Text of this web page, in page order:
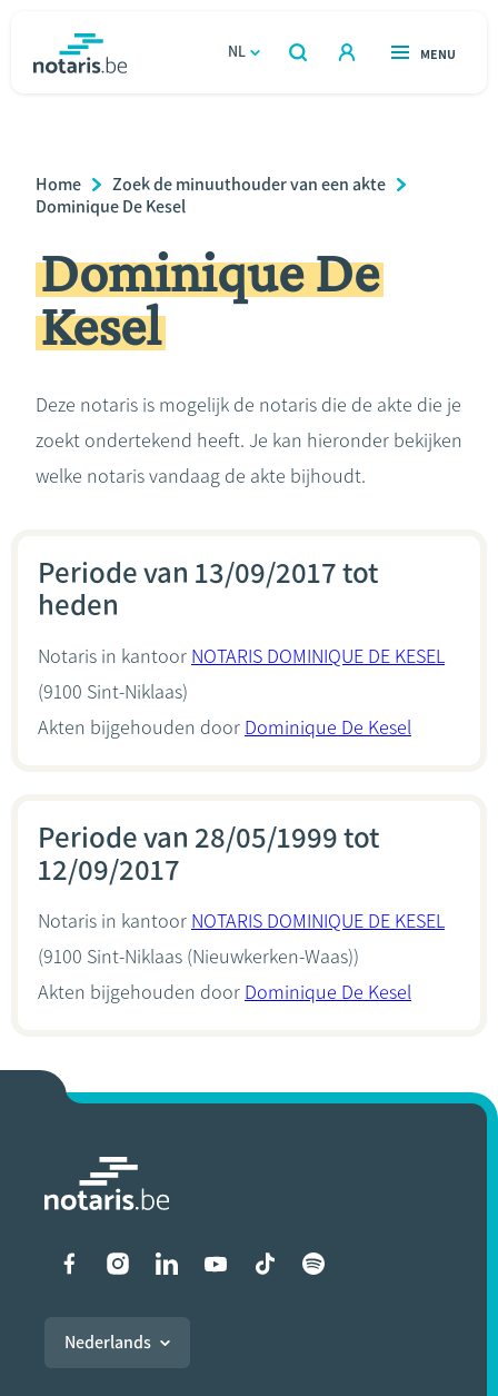
gaan
NL
OPEN
ZOEKEN
OPEN
MENU
Relatie & samenleven
Erven & schenken
Ondernemen
Rekenmodules
Breadcrumb
Home
Zoek de minuuthouder van een akte
Dominique De Kesel
Dominique De
Kesel
Deze notaris is mogelijk de notaris die de akte die je
zoekt ondertekend heeft. Je kan hieronder bekijken
welke notaris vandaag de akte bijhoudt.
Periode van 13/09/2017 tot
heden
Notaris in kantoor NOTARIS DOMINIQUE DE KESEL
(9100 Sint-Niklaas)
Akten bijgehouden door Dominique De Kesel
Periode van 28/05/1999 tot
12/09/2017
Notaris in kantoor NOTARIS DOMINIQUE DE KESEL
(9100 Sint-Niklaas (Nieuwkerken-Waas))
Akten bijgehouden door Dominique De Kesel
Liens vers les réseaux
Nederlands